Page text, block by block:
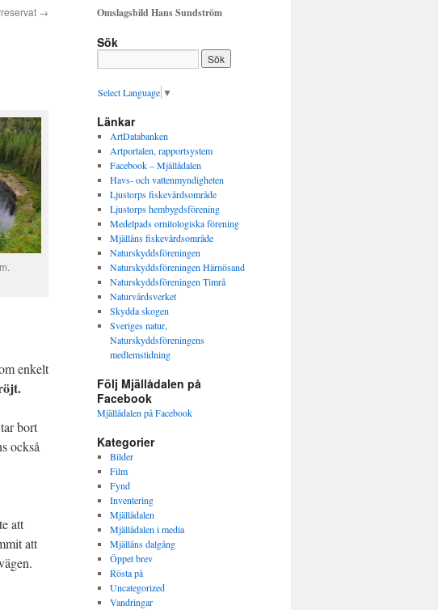
→
enkelt
bort
också
att
att
Omslagsbild Hans Sundström
Sök
Select Language ▼
Länkar
ArtDatabanken
Artportalen, rapportsystem
Facebook – Mjällådalen
Havs- och vattenmyndigheten
Ljustorps fiskevårdsområde
Ljustorps hembygdsförening
Medelpads ornitologiska förening
Mjällåns fiskevårdsområde
Naturskyddsföreningen
Naturskyddsföreningen Härnösand
Naturskyddsföreningen Timrå
Naturvårdsverket
Skydda skogen
Sveriges natur,
Naturskyddsföreningens
medlemstidning
Följ Mjällådalen på
Facebook
Mjällådalen på Facebook
Kategorier
Bilder
Film
Fynd
Inventering
Mjällådalen
Mjällådalen i media
Mjällåns dalgång
Öppet brev
Rösta på
Uncategorized
Vandringar